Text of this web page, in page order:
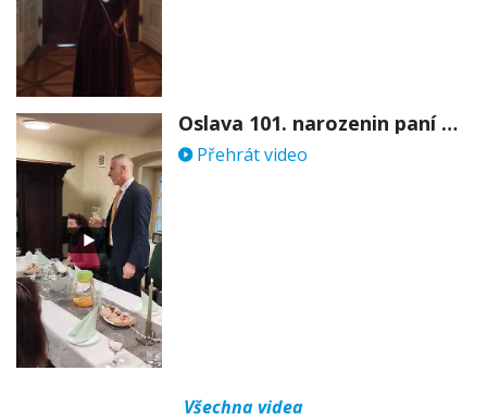
Oslava 101. narozenin paní Věry Skořepové
Přehrát video
Všechna videa